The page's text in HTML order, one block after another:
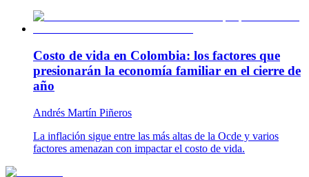
Costo de vida en Colombia: los factores que
presionarán la economía familiar en el cierre de
año
Andrés Martín Piñeros
La inflación sigue entre las más altas de la Ocde y varios
factores amenazan con impactar el costo de vida.